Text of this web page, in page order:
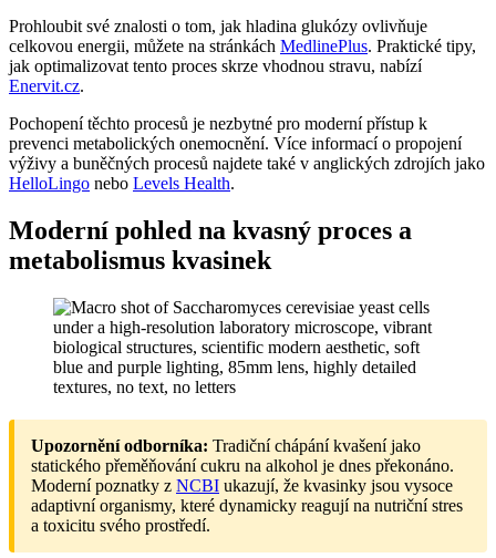
Prohloubit své znalosti o tom, jak hladina glukózy ovlivňuje
celkovou energii, můžete na stránkách MedlinePlus. Praktické tipy,
jak optimalizovat tento proces skrze vhodnou stravu, nabízí
Enervit.cz.
Pochopení těchto procesů je nezbytné pro moderní přístup k
prevenci metabolických onemocnění. Více informací o propojení
výživy a buněčných procesů najdete také v anglických zdrojích jako
HelloLingo nebo Levels Health.
Moderní pohled na kvasný proces a
metabolismus kvasinek
Upozornění odborníka: Tradiční chápání kvašení jako
statického přeměňování cukru na alkohol je dnes překonáno.
Moderní poznatky z NCBI ukazují, že kvasinky jsou vysoce
adaptivní organismy, které dynamicky reagují na nutriční stres
a toxicitu svého prostředí.